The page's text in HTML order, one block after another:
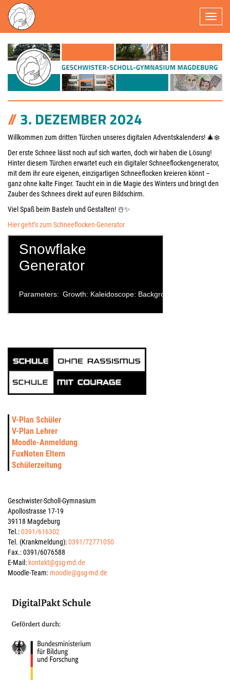
3. DEZEMBER 2024
Willkommen zum dritten Türchen unseres digitalen Adventskalenders! 🎄❄️
Der erste Schnee lässt noch auf sich warten, doch wir haben die Lösung!
Hinter diesem Türchen erwartet euch ein digitaler Schneeflockengenerator,
mit dem ihr eure eigenen, einzigartigen Schneeflocken kreieren könnt –
ganz ohne kalte Finger. Taucht ein in die Magie des Winters und bringt den
Zauber des Schnees direkt auf euren Bildschirm.
Viel Spaß beim Basteln und Gestalten! ☃️✨
Hier geht’s zum Schneeflocken-Generator
V-Plan Schüler
V-Plan Lehrer
Moodle-Anmeldung
FuxNoten Eltern
Schülerzeitung
Geschwister-Scholl-Gymnasium
Apollostrasse 17-19
39118 Magdeburg
Tel.:0391/616302
Tel. (Krankmeldung):0391/72771050
Fax.: 0391/6076588
E-Mail: kontakt@gsg-md.de
Moodle-Team: moodle@gsg-md.de